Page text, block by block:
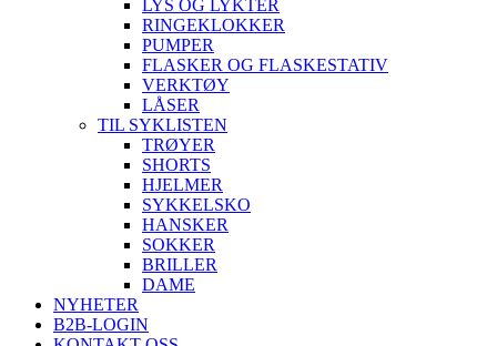
LYS OG LYKTER
RINGEKLOKKER
PUMPER
FLASKER OG FLASKESTATIV
VERKTØY
LÅSER
TIL SYKLISTEN
TRØYER
SHORTS
HJELMER
SYKKELSKO
HANSKER
SOKKER
BRILLER
DAME
NYHETER
B2B-LOGIN